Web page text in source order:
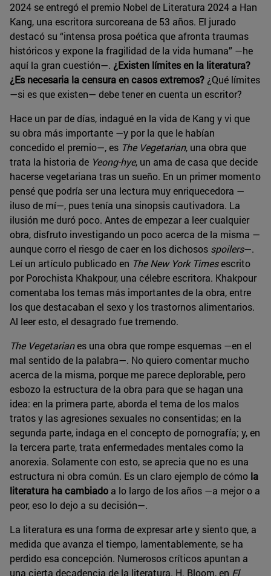
2024 se entregó el premio Nobel de Literatura 2024 a Han
Kang, una escritora surcoreana de 53 años. El jurado
destacó su “intensa prosa poética que afronta traumas
históricos y expone la fragilidad de la vida humana” —he
aquí la gran cuestión—. ¿Existen límites en la literatura?
¿Es necesaria la censura en casos extremos? ¿Qué límites
—si es que existen— debe tener en cuenta un escritor?
Hace un par de días, indagué en la vida de Kang y vi que
su obra más importante —y por la que le habían
concedido el premio—, es The Vegetarian, una obra que
trata la historia de Yeong-hye, un ama de casa que decide
hacerse vegetariana tras un sueño. En un primer momento
pensé que podría ser una lectura muy enriquecedora —
iluso de mí—, pues tenía una sinopsis cautivadora. La
ilusión me duró poco. Antes de empezar a leer cualquier
obra, disfruto investigando un poco acerca de la misma —
aunque corro el riesgo de caer en los dichosos spoilers—.
Leí un artículo publicado en The New York Timesescrito
por Porochista Khakpour, una célebre escritora. Khakpour
comentaba los temas más importantes de la obra, entre
los que destacaban el sexo y los trastornos alimentarios.
Al leer esto, el desagrado fue tremendo.
The Vegetarianes una obra que rompe esquemas —en el
mal sentido de la palabra—. No quiero comentar mucho
acerca de la misma, porque me parece deplorable, pero
esbozo la estructura de la obra para que se hagan una
idea: en la primera parte, aborda el tema de los malos
tratos y las agresiones sexuales no consentidas; en la
segunda parte, indaga en el concepto de pornografía; y, en
la tercera parte, trata enfermedades mentales como la
anorexia. Solamente con esto, se aprecia que no es una
estructura ni obra común. Es un claro ejemplo de cómo la
literatura ha cambiado a lo largo de los años —a mejor o a
peor, eso lo dejo a su decisión—.
La literatura es una forma de expresar arte y siento que, a
medida que avanza el tiempo, lamentablemente, se ha
perdido esa concepción. Numerosos críticos apuntan a
una cierta decadencia de la literatura. H. Bloom, en El